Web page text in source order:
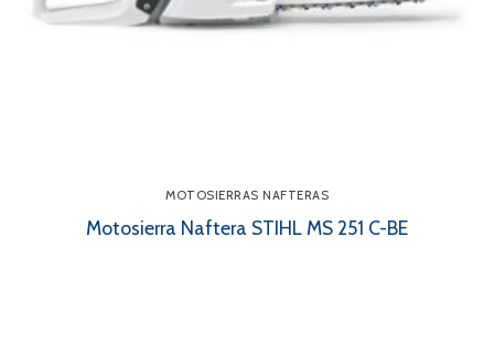
MOTOSIERRAS NAFTERAS
Motosierra Naftera STIHL MS 251 C-BE